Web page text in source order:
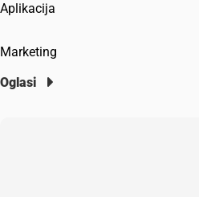
Aplikacija
Marketing
Oglasi